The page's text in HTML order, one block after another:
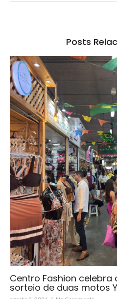
Posts
Centro Fashion celebra
sorteio de duas motos